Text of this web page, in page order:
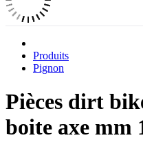
Produits
Pignon
Pièces dirt
boite axe mm